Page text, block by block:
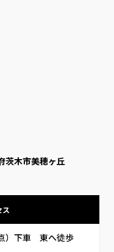
茨木市美穂ヶ丘
ス
）下車 東へ徒歩